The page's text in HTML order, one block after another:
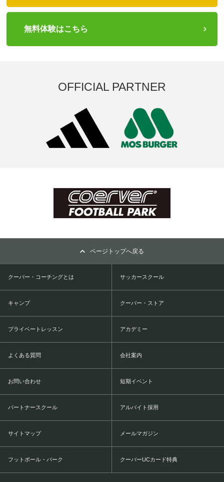
無料体験はこちら
OFFICIAL PARTNER
ページトップへ戻る
クーバー・コーチングとは サッカースクール
キャンプ クーバー・ストア
プライベートレッスン アカデミー
よくある質問 会社案内
お問い合わせ 短期イベント
パートナースクール アルバイト採用
サイトマップ メールマガジン
フットボール・パーク クーバーUCカード特典